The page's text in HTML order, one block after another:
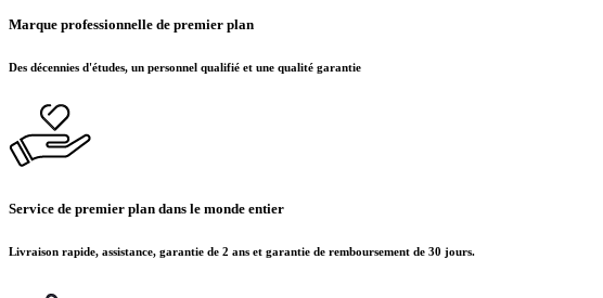
Marque professionnelle de premier plan
Des décennies d'études, un personnel qualifié et une qualité garantie
Service de premier plan dans le monde entier
Livraison rapide, assistance, garantie de 2 ans et garantie de remboursement de 30 jours.